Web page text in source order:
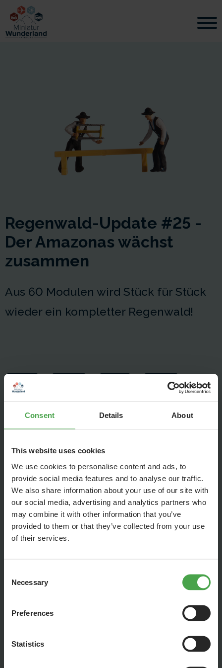
Consent Details About
This website uses cookies
We use cookies to personalise content and ads, to
provide social media features and to analyse our traffic.
We also share information about your use of our site with
our social media, advertising and analytics partners who
may combine it with other information that you’ve
provided to them or that they’ve collected from your use
of their services.
Selection
Necessary
Preferences
Statistics
Regenwald-Update #25 -
Der Amazonas wächst
zusammen
Aus 60 Modulen wird Stück für Stück
wieder ein kompletter Regenwald!
In dieser Folge wird aus über 60 Einzelteilen endlich wieder
zusammengesetzt, ausgerichtet und verschraubt wurde, geht
es an die unzähligen Risse und Übergänge in der Anlage. Mit